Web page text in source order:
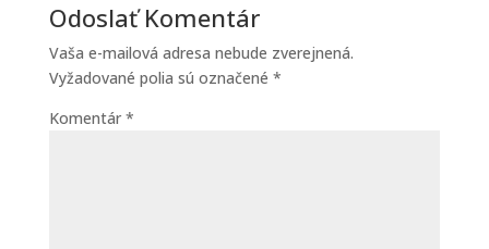
Odoslať Komentár
Vaša e-mailová adresa nebude zverejnená.
Vyžadované polia sú označené *
Komentár *